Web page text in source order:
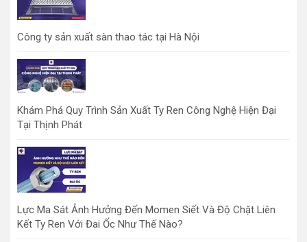
Công ty sản xuất sàn thao tác tại Hà Nội
Khám Phá Quy Trình Sản Xuất Ty Ren Công Nghệ Hiện Đại
Tại Thịnh Phát
Lực Ma Sát Ảnh Hưởng Đến Momen Siết Và Độ Chặt Liên
Kết Ty Ren Với Đai Ốc Như Thế Nào?